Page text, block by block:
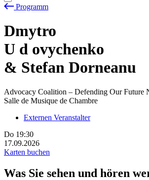
Programm
Dmytro
U d ovychenko
& Stefan Dorneanu
Advocacy Coalition – Defending Our Future
Salle de Musique de Chambre
Externen Veranstalter
Do 19:30
17.09.2026
Karten buchen
Was Sie sehen und hören